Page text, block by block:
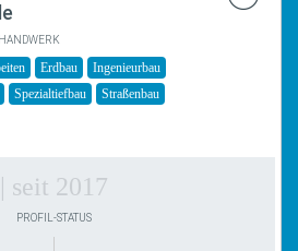
Erdbau
Ingenieurbau
Spezialtiefbau
Straßenbau
| seit 2017
PROFIL-STATUS